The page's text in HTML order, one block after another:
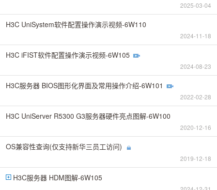
2025-03-04
H3C UniSystem软件配置操作演示视频-6W110
2024-11-18
H3C iFIST软件配置操作演示视频-6W105
2024-08-23
H3C服务器 BIOS图形化界面及常用操作介绍-6W101
2022-02-28
H3C UniServer R5300 G3服务器硬件亮点图解-6W100
2020-12-16
OS兼容性查询(仅支持新华三员工访问)
2019-12-18
H3C服务器 HDM图解-6W105